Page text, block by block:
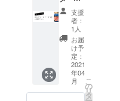
工場の
混雑状
況に
よって
はお届
け日程
が多少
前後す
る可能
性があ
品とし
て、ピ
カデ
リー
No.1ポ
マード
(改)×2
個をお
届けし
ます。
支援
者：
1人
お届
け予
定：
2021
年04
月
こ
の
リ
タ